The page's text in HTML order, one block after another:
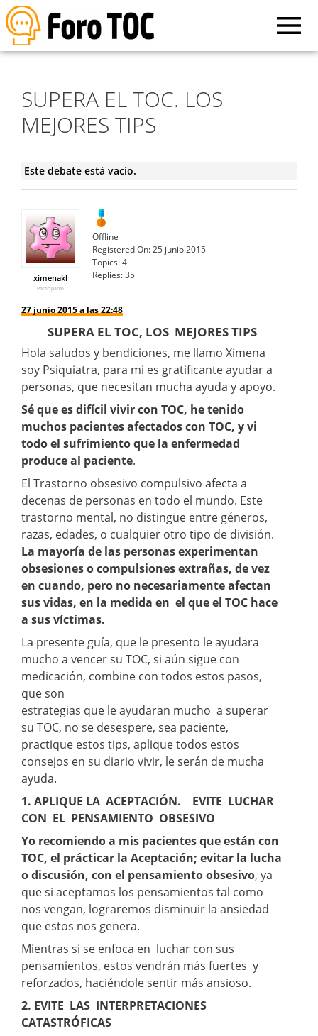
SUPERA EL TOC. LOS
MEJORES TIPS
Este debate está vacío.
ximenakl
Participante
Offline
Registered On:25 junio 2015
Topics:4
Replies:35
27 junio 2015 a las 22:48
SUPERA EL TOC, LOS MEJORES TIPS
Hola saludos y bendiciones, me llamo Ximena
soy Psiquiatra, para mi es gratificante ayudar a
personas, que necesitan mucha ayuda y apoyo.
Sé que es difícil vivir con TOC, he tenido
muchos pacientes afectados con TOC, y vi
todo el sufrimiento que la enfermedad
produce al paciente.
El Trastorno obsesivo compulsivo afecta a
decenas de personas en todo el mundo. Este
trastorno mental, no distingue entre géneros,
razas, edades, o cualquier otro tipo de división.
La mayoría de las personas experimentan
obsesiones o compulsiones extrañas, de vez
en cuando, pero no necesariamente afectan
sus vidas, en la medida en el que el TOC hace
a sus víctimas.
La presente guía, que le presento le ayudara
mucho a vencer su TOC, si aún sigue con
medicación, combine con todos estos pasos,
que son
estrategias que le ayudaran mucho a superar
su TOC, no se desespere, sea paciente,
practique estos tips, aplique todos estos
consejos en su diario vivir, le serán de mucha
ayuda.
1. APLIQUE LA ACEPTACIÓN. EVITE LUCHAR
CON EL PENSAMIENTO OBSESIVO
Yo recomiendo a mis pacientes que están con
TOC, el prácticar la Aceptación; evitar la lucha
o discusión, con el pensamiento obsesivo, ya
que si aceptamos los pensamientos tal como
nos vengan, lograremos disminuir la ansiedad
que estos nos genera.
Mientras si se enfoca en luchar con sus
pensamientos, estos vendrán más fuertes y
reforzados, haciéndole sentir más ansioso.
2. EVITE LAS INTERPRETACIONES
CATASTRÓFICAS